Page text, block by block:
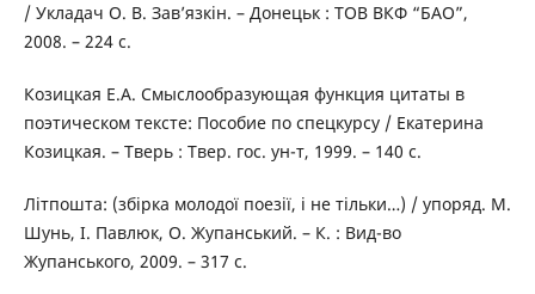
/ Укладач О. В. Зав’язкін. – Донецьк : ТОВ ВКФ “БАО”,
2008. – 224 с.
Козицкая Е.А. Смыслообразующая функция цитаты в
поэтическом тексте: Пособие по спецкурсу / Екатерина
Козицкая. – Тверь : Твер. гос. ун-т, 1999. – 140 с.
Літпошта: (збірка молодої поезії, і не тільки…) / упоряд. М.
Шунь, І. Павлюк, О. Жупанський. – К. : Вид-во
Жупанського, 2009. – 317 с.